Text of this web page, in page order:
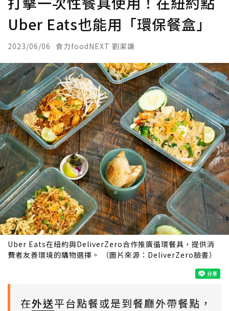
Uber Eats也能用「環保餐盒」
2023/06/06 食力foodNEXT 劉潔謙
Uber Eats在紐約與DeliverZero合作推廣循環餐具，提供消
費者友善環境的購物選擇。 （圖片來源：DeliverZero臉書）
在外送平台點餐或是到餐廳外帶餐點，